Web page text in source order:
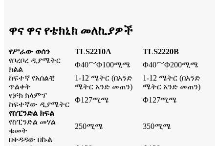
ዋና ዋና የቴክኒክ መለኪያዎች
የሥራው ወሰን TLS2210A
TLS2220B
የቦረቦረ ዲያሜትር
ክልል
Φ40～Φ100ሚሜ
Φ40～Φ200ሚሜ
ከፍተኛ የአሰልቺ
ጥልቀት
1-12 ሜትር (በአንድ
ሜትር አንድ መጠን)
1-12 ሜትር (በአንድ
ሜትር አንድ መጠን)
የቻክ ክላምፕ
ከፍተኛው ዲያሜትር
Φ127ሚሜ
Φ127ሚሜ
የስፒንድል ክፍል
የስፒንድል መሃል
ቁመት
250ሚሜ
350ሚሜ
በቀዳዳው በኩል